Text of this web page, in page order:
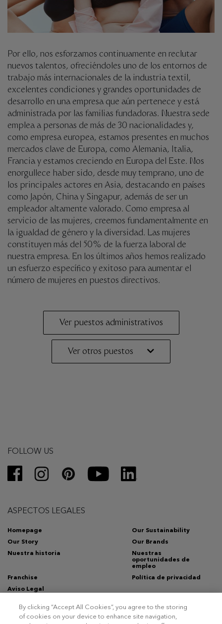
Por ello, nos esforzamos continuamente en reclutar
nuevos talentos, ofreciéndoles uno de los entornos de
trabajo más internacionales de la industria textil,
excelentes condiciones y grandes oportunidades de
desarrollo en una empresa que aún pertenece y está
administrada por las familias fundadoras. Nuestra sede
emplea a personas de más de 30 nacionalidades y,
como empresa europea, estamos presentes en muchos
mercados clave de Europa, como Alemania, Italia,
Francia y estamos creciendo en Europa del Este. Nos
enorgullece haber sido, desde muy temprano, uno de
los principales actores en Asia, destacando en países
como Japón, China y Singapur, además de ser un
empleador altamente valorado. Como empresa al
servicio de las mujeres, creemos fundamentalmente en
la igualdad de género y la diversidad. Las mujeres
constituyen más del 50% de la fuerza laboral de
nuestra empresa. En los últimos años hemos realizado
un esfuerzo específico y exitoso para aumentar el
número de mujeres en puestos directivos.
Ver puestos administrativos
Ver otros puestos
FOLLOW US
ASPECTOS LEGALES
Homepage
Our Sustainability
Our Story
Our Brands
Nuestra historia
Nuestras
oportunidades de
empleo
Franchise
Política de privacidad
Aviso Legal
By clicking “Accept All Cookies”, you agree to the storing
of cookies on your device to enhance site navigation,